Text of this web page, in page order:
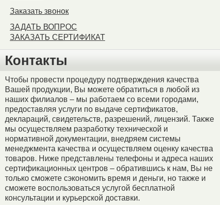
Заказать звонок
ЗАДАТЬ ВОПРОС
ЗАКАЗАТЬ СЕРТИФИКАТ
Контакты
Чтобы провести процедуру подтверждения качества
Вашей продукции, Вы можете обратиться в любой из
наших филиалов – мы работаем со всеми городами,
предоставляя услуги по выдаче сертификатов,
деклараций, свидетельств, разрешений, лицензий. Также
мы осуществляем разработку технической и
нормативной документации, внедряем системы
менеджмента качества и осуществляем оценку качества
товаров. Ниже представлены телефоны и адреса наших
сертификационных центров – обратившись к нам, Вы не
только сможете сэкономить время и деньги, но также и
сможете воспользоваться услугой бесплатной
консультации и курьерской доставки.